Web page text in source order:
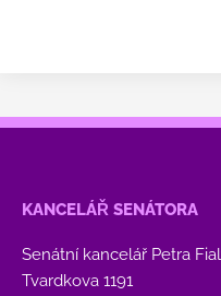
KANCELÁŘ SENÁTORA
Senátní kancelář Petra
Tvardkova 1191